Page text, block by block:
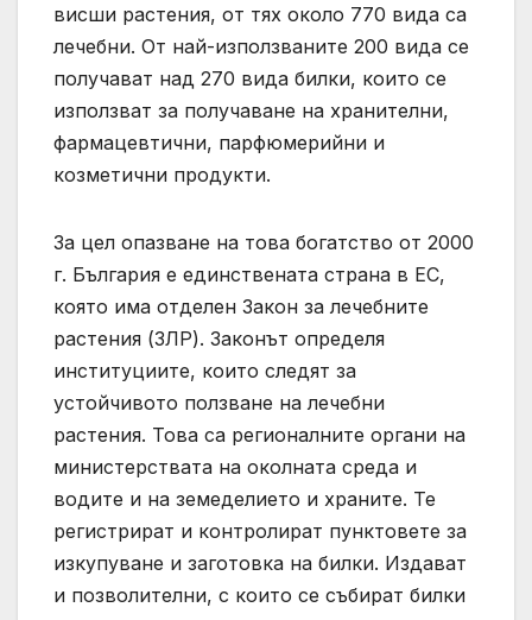
висши растения, от тях около 770 вида са
лечебни. От най-използваните 200 вида се
получават над 270 вида билки, които се
използват за получаване на хранителни,
фармацевтични, парфюмерийни и
козметични продукти.
За цел опазване на това богатство от 2000
г. България е единствената страна в ЕС,
която има отделен Закон за лечебните
растения (ЗЛР). Законът определя
институциите, които следят за
устойчивото ползване на лечебни
растения. Това са регионалните органи на
министерствата на околната среда и
водите и на земеделието и храните. Те
регистрират и контролират пунктовете за
изкупуване и заготовка на билки. Издават
и позволителни, с които се събират билки